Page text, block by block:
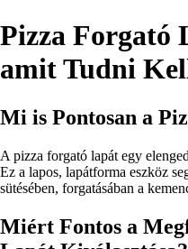
Pizza Forgató
amit Tudni
Mi is Pontosan a
A pizza forgató lapát egy
Ez a lapos, lapátforma eszköz
sütésében, forgatásában a
Miért Fontos a